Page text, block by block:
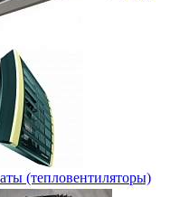
(тепловентиляторы)